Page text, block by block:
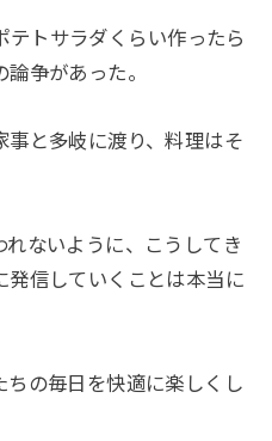
テトサラダくらい作ったら
争があった。
と多岐に渡り、料理はそ
れないように、こうしてき
発信していくことは本当に
ちの毎日を快適に楽しくし